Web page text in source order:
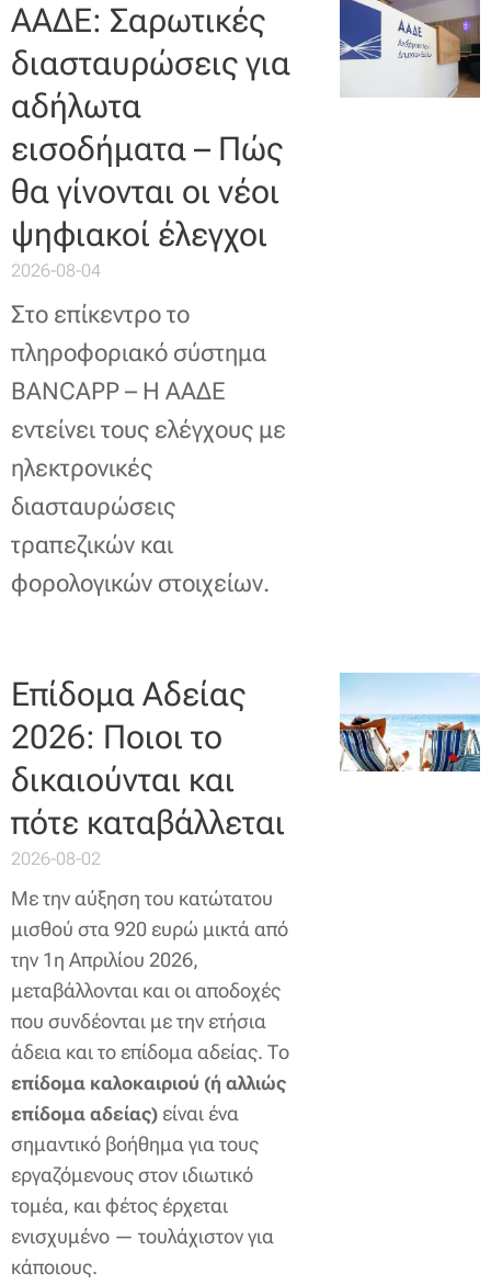
ΑΑΔΕ: Σαρωτικές
διασταυρώσεις για
αδήλωτα
εισοδήματα – Πώς
θα γίνονται οι νέοι
ψηφιακοί έλεγχοι
2026-08-04
Στο επίκεντρο το
πληροφοριακό σύστημα
BANCAPP – Η ΑΑΔΕ
εντείνει τους ελέγχους με
ηλεκτρονικές
διασταυρώσεις
τραπεζικών και
φορολογικών στοιχείων.
Επίδομα Αδείας
2026: Ποιοι το
δικαιούνται και
πότε καταβάλλεται
2026-08-02
Με την αύξηση του κατώτατου
μισθού στα 920 ευρώ μικτά από
την 1η Απριλίου 2026,
μεταβάλλονται και οι αποδοχές
που συνδέονται με την ετήσια
άδεια και το επίδομα αδείας. Το
επίδομα καλοκαιριού (ή αλλιώς
επίδομα αδείας) είναι ένα
σημαντικό βοήθημα για τους
εργαζόμενους στον ιδιωτικό
τομέα, και φέτος έρχεται
ενισχυμένο — τουλάχιστον για
κάποιους.